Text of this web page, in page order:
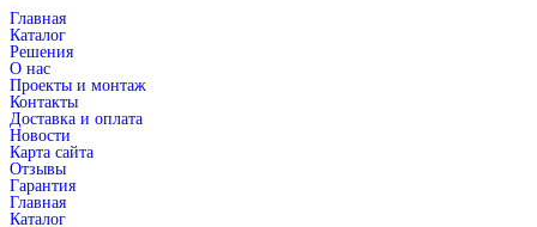
Главная
Каталог
Решения
О нас
Проекты и монтаж
Контакты
Доставка и оплата
Новости
Карта сайта
Отзывы
Гарантия
Главная
Каталог